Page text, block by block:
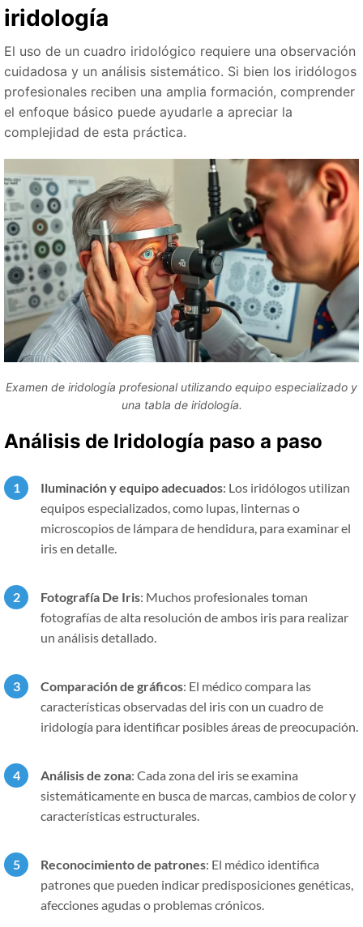
iridología
El uso de un cuadro iridológico requiere una observación
cuidadosa y un análisis sistemático. Si bien los iridólogos
profesionales reciben una amplia formación, comprender
el enfoque básico puede ayudarle a apreciar la
complejidad de esta práctica.
Examen de iridología profesional utilizando equipo especializado y
una tabla de iridología.
Análisis de Iridología paso a paso
Iluminación y equipo adecuados: Los iridólogos utilizan
equipos especializados, como lupas, linternas o
microscopios de lámpara de hendidura, para examinar el
iris en detalle.
Fotografía De Iris: Muchos profesionales toman
fotografías de alta resolución de ambos iris para realizar
un análisis detallado.
Comparación de gráficos: El médico compara las
características observadas del iris con un cuadro de
iridología para identificar posibles áreas de preocupación.
Análisis de zona: Cada zona del iris se examina
sistemáticamente en busca de marcas, cambios de color y
características estructurales.
Reconocimiento de patrones: El médico identifica
patrones que pueden indicar predisposiciones genéticas,
afecciones agudas o problemas crónicos.